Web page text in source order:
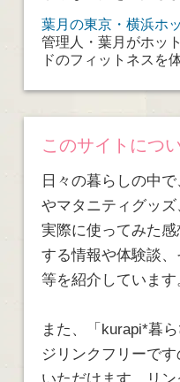
葉月の東京・横浜ホ
管理人・葉月がホッ
ドのフィットネスを
このサイトにつ
日々の暮らしの中
やマタニティグッズ
実際に使ってみた
する情報や体験談
等を紹介しています
また、「kurapi*暮
ジリンクフリーで
いただけます。リ